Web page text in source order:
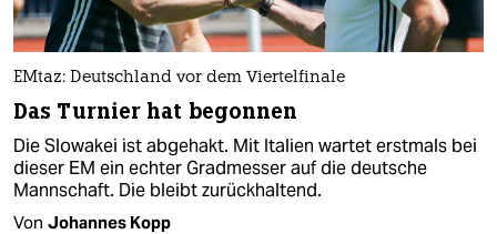
EMtaz: Deutschland vor dem Viertelfinale
Das Turnier hat begonnen
Die Slowakei ist abgehakt. Mit Italien wartet erstmals bei
dieser EM ein echter Gradmesser auf die deutsche
Mannschaft. Die bleibt zurückhaltend.
Von Johannes Kopp